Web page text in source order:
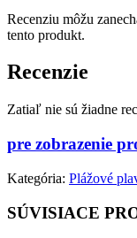
Recenziu môžu
tento produkt.
Recenzie
Zatiaľ nie sú žiadne
pre zobrazenie
Kategória: Plážové
SÚVISIACE